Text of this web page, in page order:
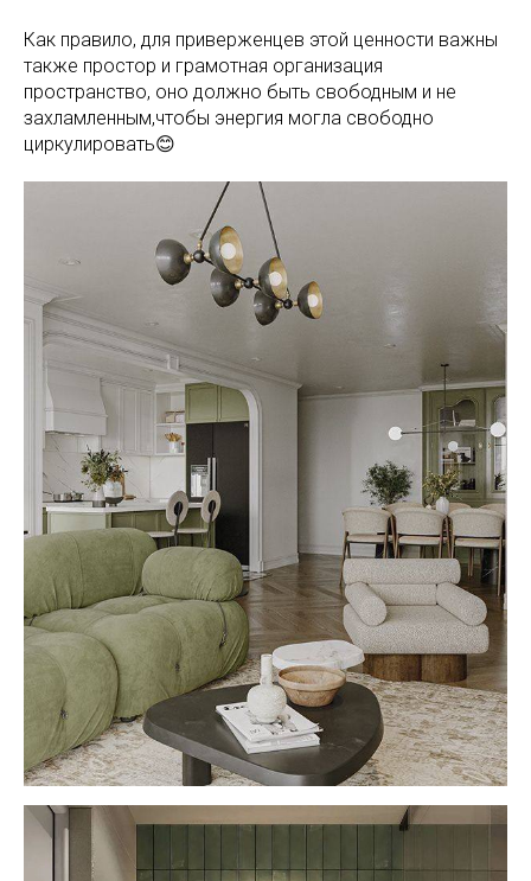
Как правило, для приверженцев этой ценности важны
также простор и грамотная организация
пространство, оно должно быть свободным и не
захламленным,чтобы энергия могла свободно
циркулировать😊